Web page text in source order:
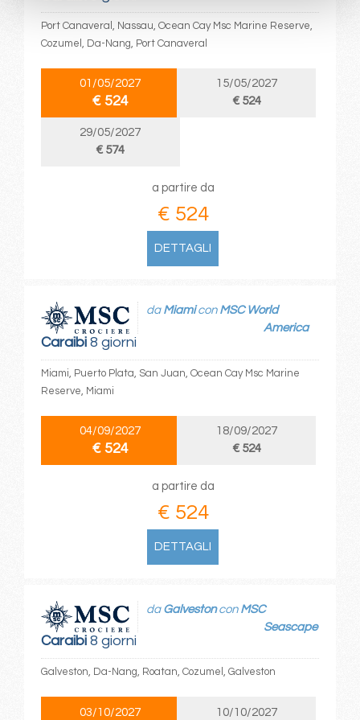
Port Canaveral, Nassau, Ocean Cay Msc Marine Reserve,
Cozumel, Da-Nang, Port Canaveral
01/05/2027
€ 524
15/05/2027
€ 524
29/05/2027
€ 574
a partire da
€ 524
DETTAGLI
Caraibi8 giorni
da Miamicon MSC World
America
Miami, Puerto Plata, San Juan, Ocean Cay Msc Marine
Reserve, Miami
04/09/2027
€ 524
18/09/2027
€ 524
a partire da
€ 524
DETTAGLI
Caraibi8 giorni
da Galvestoncon MSC
Seascape
Galveston, Da-Nang, Roatan, Cozumel, Galveston
03/10/2027
10/10/2027